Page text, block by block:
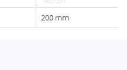
200 mm